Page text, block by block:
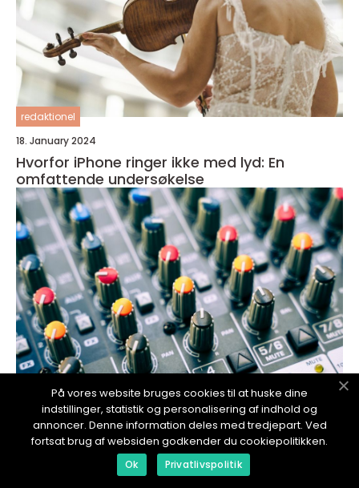
redaktionel
18. January 2024
Hvorfor iPhone ringer ikke med lyd: En
omfattende undersøkelse
redaktionel
17. January 2024
Små høyttalere med stor lyd: En detaljert
På vores website bruges cookies til at huske dine
indstillinger, statistik og personalisering af indhold og
annoncer. Denne information deles med tredjepart. Ved
fortsat brug af websiden godkender du cookiepolitikken.
Ok Privatlivspolitik